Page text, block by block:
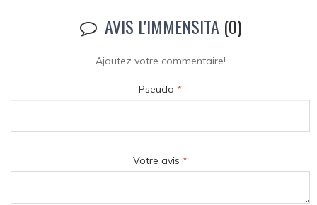
AVIS L'IMMENSITA (0)
Ajoutez votre commentaire!
Pseudo *
Votre avis *